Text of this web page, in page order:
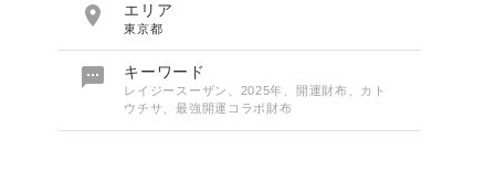
 エリア
東京都
 キーワード
レイジースーザン、2025年、開運財布、カト
ウチサ、最強開運コラボ財布